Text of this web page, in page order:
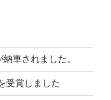
車されました。
受賞しました